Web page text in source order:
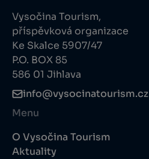
Vysočina Tourism,
příspěvková organizace
Ke Skalce 5907/47
P.O. BOX 85
586 01 Jihlava
info@vysocinatourism.cz
Menu
O Vysočina Tourism
Aktuality